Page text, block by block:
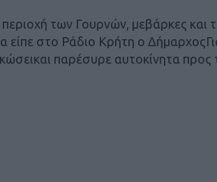
των Γουρνών, μεβάρκες και
στο Ράδιο Κρήτη ο
παρέσυρε αυτοκίνητα